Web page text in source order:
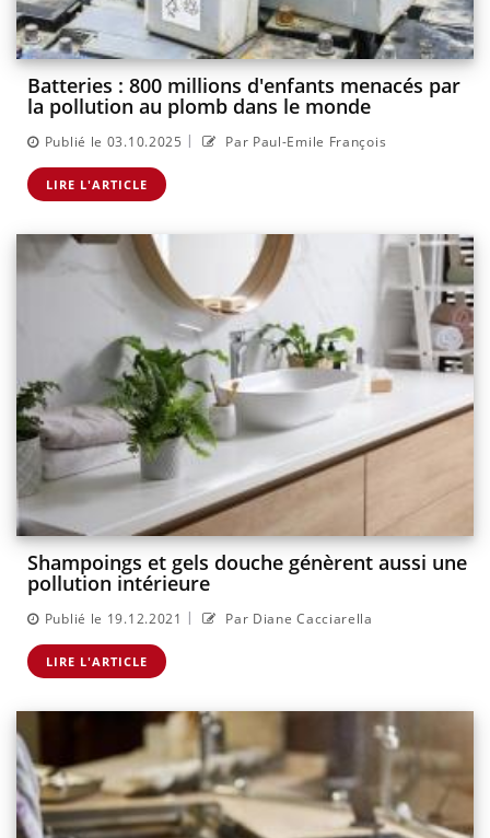
Batteries : 800 millions d'enfants menacés par
la pollution au plomb dans le monde
Publié le 03.10.2025 | Par Paul-Emile François
LIRE L'ARTICLE
Shampoings et gels douche génèrent aussi une
pollution intérieure
Publié le 19.12.2021 | Par Diane Cacciarella
LIRE L'ARTICLE